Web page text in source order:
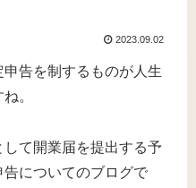
2023.09.02
告を制するものが人生
。
て開業届を提出する予
についてのブログで